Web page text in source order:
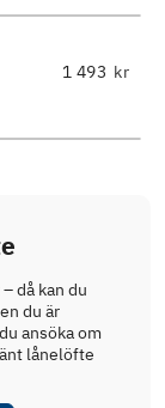
kr
då kan du
du är
ansöka om
lånelöfte